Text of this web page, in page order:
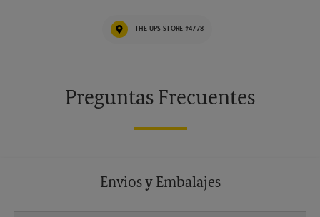
THE UPS STORE #4778
Preguntas Frecuentes
Envios y Embalajes